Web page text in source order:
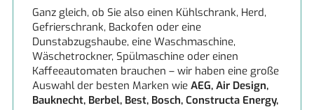
Ganz gleich, ob Sie also einen Kühlschrank, Herd,
Gefrierschrank, Backofen oder eine
Dunstabzugshaube, eine Waschmaschine,
Wäschetrockner, Spülmaschine oder einen
Kaffeeautomaten brauchen – wir haben eine große
Auswahl der besten Marken wie AEG, Air Design,
Bauknecht, Berbel, Best, Bosch, Constructa Energy,